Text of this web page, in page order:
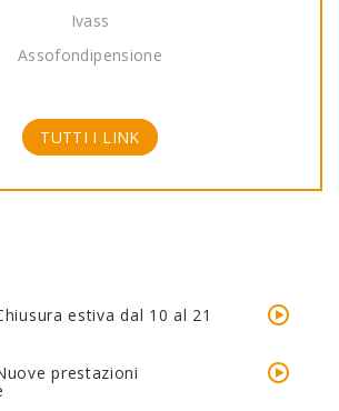
Ivass
Assofondipensione
TUTTI I LINK
estiva dal 10 al 21
prestazioni